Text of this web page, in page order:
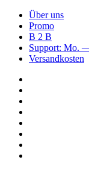
Über uns
Promo
B 2 B
Support: Mo.
Versandkosten